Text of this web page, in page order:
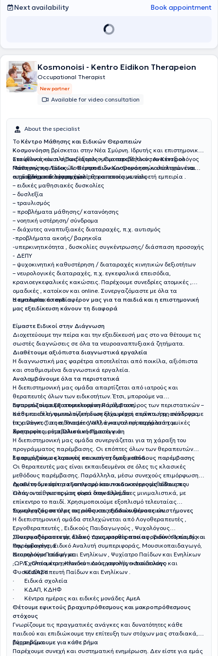
Next availability Book appointment
Kosmonoisi - Kentro Eidikon Therapeion
Occupational Therapist
New partner
Available for video consultation
About the specialist
Το Κέντρο Μάθησης και Ειδικών Θεραπειών
Κοσμονόηση βρίσκεται στην Νέα Σμύρνη. Ιδρυτής και επιστημονικά
υπεύθυνος είναι ο Παιδίατρος – Ομοιοπαθητικός Αναπτυξιολόγος
Παναγιώτης Λάιος. Το Κέντρο Ειδικών Θεραπειών στελεχώνεται
από άρτια καταρτισμένους θεραπευτές με πολυετή εμπειρία .
Στο φιλικό και πλήρως εξοπλισμένο περιβάλλον τουΚέντρου
Μάθησης και Ειδικών Θεραπειών Κοσμονόησηκαλύπτεται ένα
ευρύ φάσμα διαταραχών:
– προβλήματα λόγου, ομιλίας και επικοινωνίας
– ειδικές μαθησιακές δυσκολίες
– δυσλεξία
– τραυλισμός
– προβλήματα μάθησης/ κατανόησης
– νοητική υστέρηση/ σύνδρομα
– διάχυτες αναπτυξιακές διαταραχές, π.χ. αυτισμός
-προβλήματα ακοής/ βαρηκοΐα
-υπερκινητικότητα , δυσκολίες συγκέντρωσης/ διάσπαση προσοχής
- ΔΕΠΥ
– ψυχοκινητική καθυστέρηση / διαταραχές κινητικών δεξιοτήτων
– νευρολογικές διαταραχές, π.χ. εγκεφαλικά επεισόδια,
κρανιοεγκεφαλικές κακώσεις. Παρέχουμε συνεδρίες ατομικές ,
ομαδικές , κατοίκον και online. Συνεργαζόμαστε με όλα τα
ασφαλιστικά ταμεία.
Η εμπειρία, το ενδιαφέρον μας για τα παιδιά και η επιστημονική
μας εξειδίκευση κάνουν τη διαφορά
Είμαστε Ειδικοί στην Διάγνωση
Διοχετεύουμε την πείρα και την εξειδίκευσή μας στο να θέτουμε τις
σωστές διαγνώσεις σε όλα τα νευροαναπτυξιακά ζητήματα.
Διαθέτουμε αξιόπιστα διαγνωστικά εργαλεία
Η διαγνωστική μας φαρέτρα αποτελείται από ποικίλα, αξιόπιστα
και σταθμισμένα διαγνωστικά εργαλεία.
Αναλαμβάνουμε όλα τα περιστατικά
Η διεπιστημονική μας ομάδα απαρτίζεται από ιατρούς και
θεραπευτές όλων των ειδικοτήτων. Έτσι, μπορούμε να
αντιμετωπίσουμε αποτελεσματικά όλο το εύρος των περιστατικών –
από μια απλή φωνολογική δυσκολία μέχρι σπάνια ή μη σύνδρομα
(π.χ. Down, Turner, Prader-Willi), εγκεφαλική παράλυση, μυϊκές
δυστροφίες, μεταβολικά νοσήματα κ.ά.
Εφαρμόζουμε Εξατομικευμένη Παρέμβαση
Κάθε παιδί αντιμετωπίζεται ως ξεχωριστή περίπτωση, ανάλογα με
τις ανάγκες, τις αδυναμίες, αλλά και τα προτερήματά του.
Χρησιμοποιούμε Ολιστική Προσέγγιση
Η διεπιστημονική μας ομάδα συνεργάζεται για τη χάραξη του
προγράμματος παρέμβασης. Οι επόπτες όλων των θεραπευτών
λειτουργούν ως αρωγοί σε αυτή τη διαδικασία.
Εφαρμόζουμε κλασικές και καινοτόμες μεθόδους παρέμβασης
Οι θεραπευτές μας είναι εκπαιδευμένοι σε όλες τις κλασικές
μεθόδους παρέμβασης. Παράλληλα, μέσω συνεχούς επιμόρφωσης,
έχουν τη δυνατότητα να εφαρμόσουν καινοτόμες μεθόδους που
εισάγονται για πρώτη φορά στην Ελλάδα.
Διαθέτουμε άρτιο εξοπλισμό και παιδοκεντρικές αίθουσες
Όλες οι αίθουσες μας είναι διακοσμημένες μινιμαλιστικά, με
επίκεντρο το παιδί. Χρησιμοποιούμε εξοπλισμό τελευταίας
τεχνολογίας σε όλες τις αίθουσες ειδικών θεραπειών.
Συνεργαζόμαστε με ιατρούς και εξειδικευμένους επιστήμονες
Η διεπιστημονική ομάδα στελεχώνεται από Λογοθεραπευτές ,
Εργοθεραπευτές , Ειδικούς Παιδαγωγούς , Ψυχολόγους
, Παιγνιοθεραπευτή , Ειδικό Δραματοθεραπείας , Ειδικό Πρώιμης
Παρέμβασης , Ειδικό Αναλυτή συμπεριφοράς, Μουσικοπαιδαγωγό,
Νευρολόγο Παίδων και Ενηλίκων , Ψυχίατρο Παίδων και Ενηλίκων
,ΩΡΛ , Οπτομέτρη ,Κλινικό - Διατροφολόγο Διαιτολόγο και
Φυσικοθεραπευτή Παίδων και Ενηλίκων .
Συνεργαζόμαστε με όλους τους φορείς που αφορούν το παιδί και
την οικογένεια
Διατηρούμε επαφή με:
· Σχολεία και εκπαιδευτικούς γενικής εκπαίδευσης
· ΚΕΔΑΣΥ
· Ειδικά σχολεία
· ΚΔΑΠ, ΚΔΗΦ
· Κέντρα ημέρας και ειδικές μονάδες ΑμεΑ
Θέτουμε εφικτούς βραχυπρόθεσμους και μακροπρόθεσμους
στόχους
Γνωρίζουμε τις πραγματικές ανάγκες και δυνατότητες κάθε
παιδιού και επιδιώκουμε την επίτευξη των στόχων μας σταδιακά,
βήμα-βήμα.
Ενημερώνουμε για κάθε βήμα
Παρέχουμε συνεχή και συστηματική ενημέρωση. Δεν είστε για εμάς